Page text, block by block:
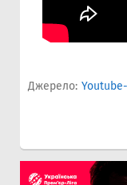
Джерело: